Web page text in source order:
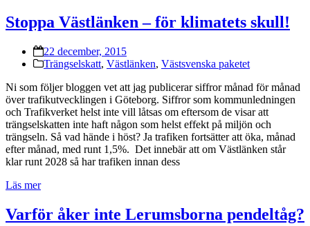
Stoppa Västlänken – för klimatets skull!
22 december, 2015
Trängselskatt, Västlänken, Västsvenska paketet
Ni som följer bloggen vet att jag publicerar siffror månad för månad
över trafikutvecklingen i Göteborg. Siffror som kommunledningen
och Trafikverket helst inte vill låtsas om eftersom de visar att
trängselskatten inte haft någon som helst effekt på miljön och
trängseln. Så vad hände i höst? Ja trafiken fortsätter att öka, månad
efter månad, med runt 1,5%. Det innebär att om Västlänken står
klar runt 2028 så har trafiken innan dess
Läs mer
Varför åker inte Lerumsborna pendeltåg?